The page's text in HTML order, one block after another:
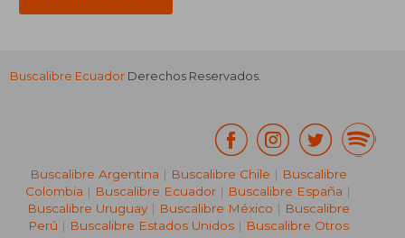
Buscalibre Ecuador Derechos Reservados.
Buscalibre Argentina | Buscalibre Chile | Buscalibre
Colombia | Buscalibre Ecuador | Buscalibre España |
Buscalibre Uruguay| Buscalibre México | Buscalibre
Perú | Buscalibre Estados Unidos| Buscalibre Otros